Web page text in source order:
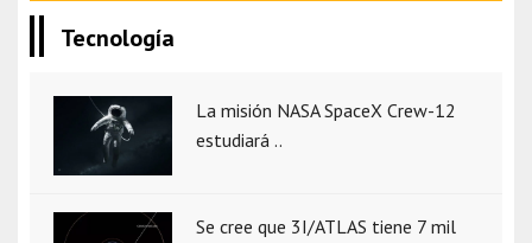
Tecnología
La misión NASA SpaceX Crew-12
estudiará ..
Se cree que 3I/ATLAS tiene 7 mil